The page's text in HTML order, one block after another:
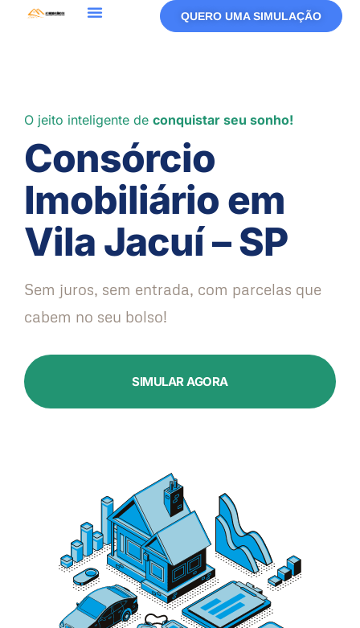
QUERO UMA SIMULAÇÃO
O jeito inteligente de conquistar seu sonho!
Consórcio
Imobiliário em
Vila Jacuí – SP
Sem juros, sem entrada, com parcelas que
cabem no seu bolso!
SIMULAR AGORA